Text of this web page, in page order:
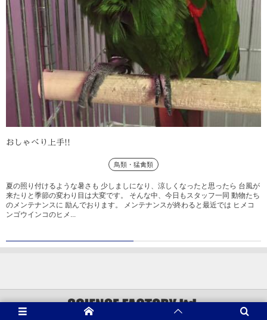
おしゃべり上手!!
鳥類・猛禽類
夏の照り付けるような暑さも 少しましになり、涼しくなったと思ったら 台風が
来たりと季節の変わり目は大変です。 そんな中、今日もスタッフ一同 動物たち
のメンテナンスに 励んでおります。 メンテナンスが終わると最近では ヒメコ
ンゴウインコのヒメ...